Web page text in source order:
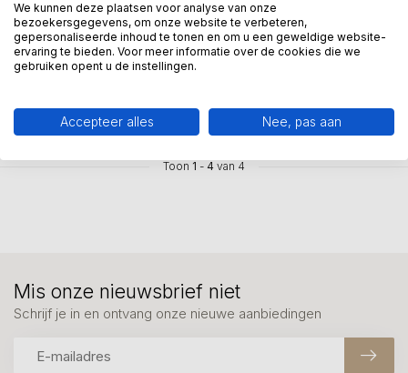
Vergelijk
€350,00
Op voorraad
Voor 12 uur besteld, binnen 2
Toon 1 - 4 van 4
Mis onze nieuwsbrief niet
Schrijf je in en ontvang onze nieuwe aanbiedingen
We kunnen deze plaatsen voor analyse van onze
bezoekersgegevens, om onze website te verbeteren,
gepersonaliseerde inhoud te tonen en om u een geweldige website-
ervaring te bieden. Voor meer informatie over de cookies die we
gebruiken opent u de instellingen.
Accepteer alles Nee, pas aan